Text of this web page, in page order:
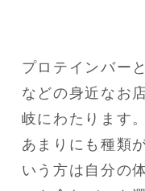
プロテインバー
などの身近なお
岐にわたります。
あまりにも種類
いう方は自分の